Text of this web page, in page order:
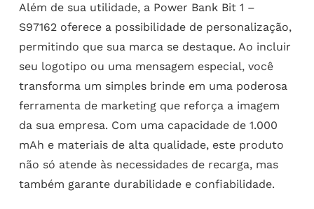
Além de sua utilidade, a Power Bank Bit 1 –
S97162 oferece a possibilidade de personalização,
permitindo que sua marca se destaque. Ao incluir
seu logotipo ou uma mensagem especial, você
transforma um simples brinde em uma poderosa
ferramenta de marketing que reforça a imagem
da sua empresa. Com uma capacidade de 1.000
mAh e materiais de alta qualidade, este produto
não só atende às necessidades de recarga, mas
também garante durabilidade e confiabilidade.